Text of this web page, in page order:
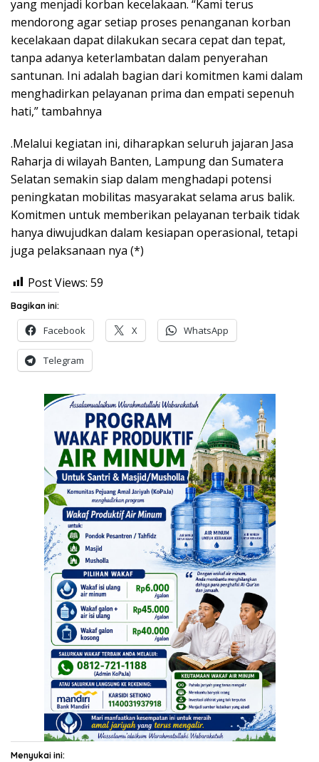
yang menjadi korban kecelakaan. “Kami terus
mendorong agar setiap proses penanganan korban
kecelakaan dapat dilakukan secara cepat dan tepat,
tanpa adanya keterlambatan dalam penyerahan
santunan. Ini adalah bagian dari komitmen kami dalam
menghadirkan pelayanan prima dan empati sepenuh
hati,” tambahnya
.Melalui kegiatan ini, diharapkan seluruh jajaran Jasa
Raharja di wilayah Banten, Lampung dan Sumatera
Selatan semakin siap dalam menghadapi potensi
peningkatan mobilitas masyarakat selama arus balik.
Komitmen untuk memberikan pelayanan terbaik tidak
hanya diwujudkan dalam kesiapan operasional, tetapi
juga pelaksanaan nya (*)
Post Views: 59
Bagikan ini:
Facebook X WhatsApp
Telegram
Menyukai ini: